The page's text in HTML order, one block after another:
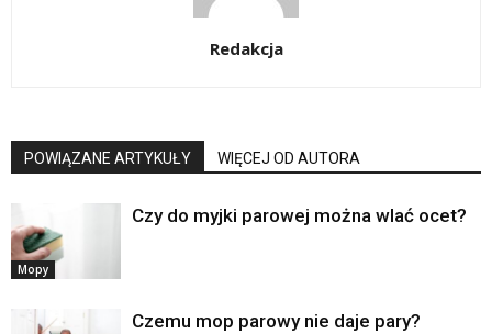
Redakcja
POWIĄZANE ARTYKUŁY WIĘCEJ OD AUTORA
Mopy
Czy do myjki parowej można wlać ocet?
Czemu mop parowy nie daje pary?